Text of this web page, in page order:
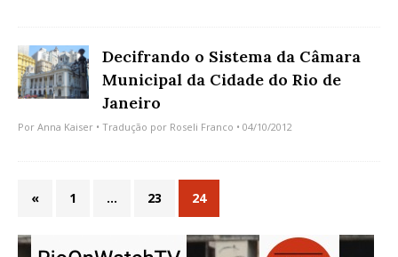
Decifrando o Sistema da Câmara
Municipal da Cidade do Rio de
Janeiro
Por Anna Kaiser • Tradução por Roseli Franco • 04/10/2012
« 1 … 23 24